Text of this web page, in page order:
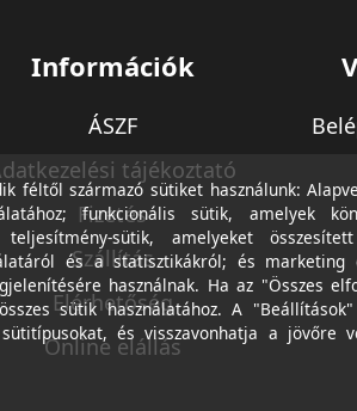
Információk
ÁSZF
tájékoztató
Fizetés
Szállítás
Elérhetőség
Online elállás
féltől származó sütiket használunk:
funkcionális sütik, amelyek
sütik, amelyeket
és a statisztikákról; és marketing
használnak. Ha az "Összes
sütik használatához. A
és visszavonhatja a jövőre